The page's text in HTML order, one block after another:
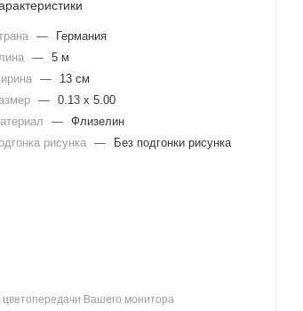
—
Германия
— 5 м
—
13 см
— 0.13 x 5.00
— Флизелин
рисунка
— Без подгонки рисунка
цветопередачи Вашего монитора